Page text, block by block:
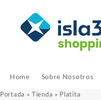
contenido
Home Sobre Nosotros
Portada »Tienda » Platita